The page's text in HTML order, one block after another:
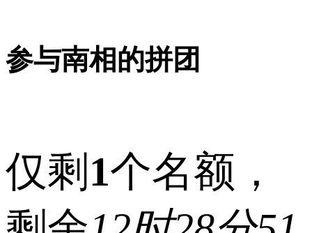
参与南相的拼团
仅剩1个名额，